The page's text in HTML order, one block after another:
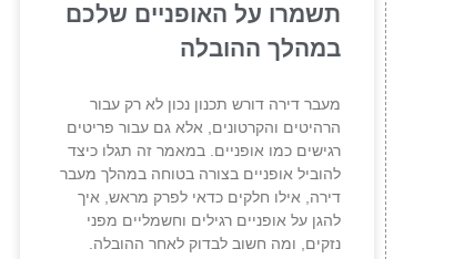
תשמרו על האופניים שלכם
במהלך ההובלה
מעבר דירה דורש תכנון נכון לא רק עבור
הרהיטים והקרטונים, אלא גם עבור פריטים
רגישים כמו אופניים. במאמר זה תגלו כיצד
להוביל אופניים בצורה בטוחה במהלך מעבר
דירה, אילו חלקים כדאי לפרק מראש, איך
להגן על אופניים רגילים וחשמליים מפני
נזקים, ומה חשוב לבדוק לאחר ההובלה.